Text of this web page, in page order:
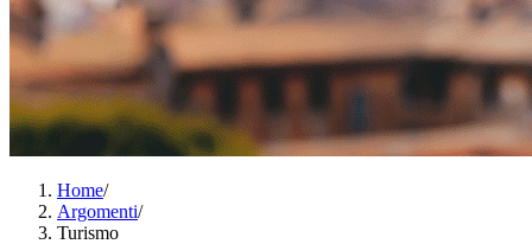
Home/
Argomenti/
Turismo